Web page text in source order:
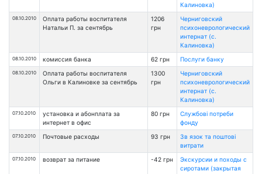
Калиновка)
08.10.2010
Оплата работы воспитателя
Натальи П. за сентябрь
1206
грн
Черниговский
психоневрологический
интернат (с.
Калиновка)
08.10.2010 комиссия банка 62 грн Послуги банку
08.10.2010
Оплата работы воспитателя
Ольги в Калиновке за сентябрь
1300
грн
Черниговский
психоневрологический
интернат (с.
Калиновка)
07.10.2010
установка и абонплата за
интернет в офис
80 грн
Службові потреби
фонду
07.10.2010 Почтовые расходы 93 грн
Зв язок та поштові
витрати
07.10.2010 возврат за питание -42 грн
Экскурсии и походы с
сиротами (закрытая